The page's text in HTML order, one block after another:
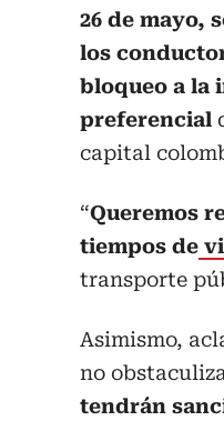
26 de mayo,
los
bloqueo a la
preferencial
capital
“Queremos
tiempos de
transporte
Asimismo,
no
tendrán